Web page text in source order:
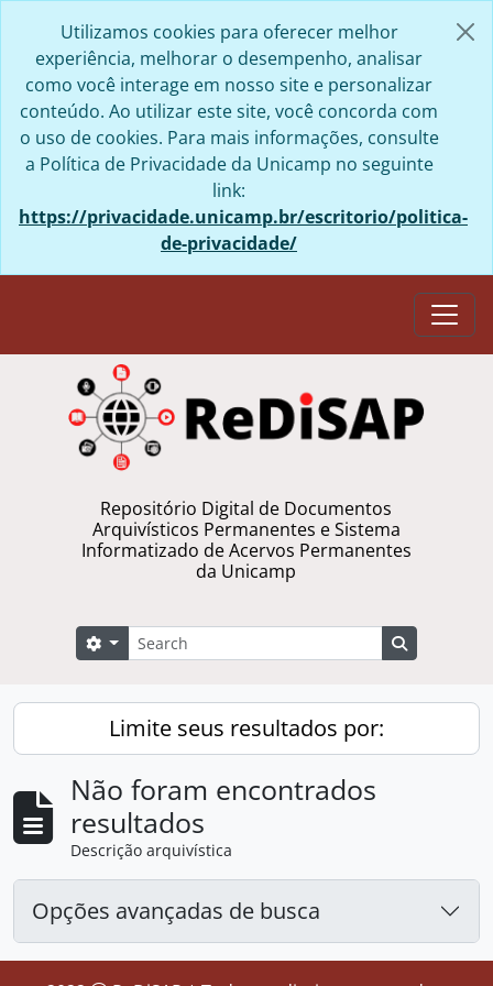
Utilizamos cookies para oferecer melhor
experiência, melhorar o desempenho, analisar
como você interage em nosso site e personalizar
conteúdo. Ao utilizar este site, você concorda com
o uso de cookies. Para mais informações, consulte
a Política de Privacidade da Unicamp no seguinte
link:
https://privacidade.unicamp.br/escritorio/politica-
de-privacidade/
Repositório Digital de Documentos
Arquivísticos Permanentes e Sistema
Informatizado de Acervos Permanentes
da Unicamp
Buscar
Opções de busca
Limite seus resultados por:
Não foram encontrados
resultados
Descrição arquivística
Opções avançadas de busca